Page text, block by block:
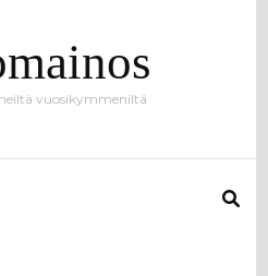
vuosikymmeniltä